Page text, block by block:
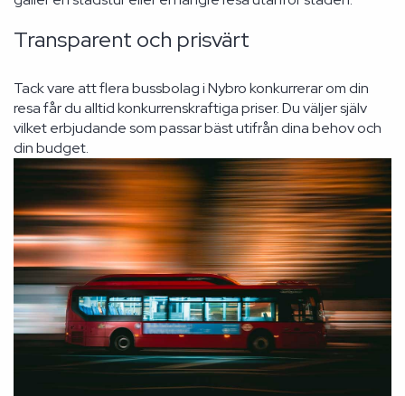
Transparent och prisvärt
Tack vare att flera bussbolag i Nybro konkurrerar om din
resa får du alltid konkurrenskraftiga priser. Du väljer själv
vilket erbjudande som passar bäst utifrån dina behov och
din budget.